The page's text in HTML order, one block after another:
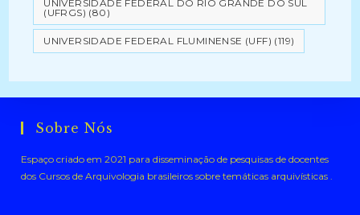
UNIVERSIDADE FEDERAL DO RIO GRANDE DO SUL
(UFRGS) (80)
UNIVERSIDADE FEDERAL FLUMINENSE (UFF) (119)
Sobre Nós
Espaço criado em 2021 para disseminação de pesquisas de docentes
dos Cursos de Arquivologia brasileiros sobre temáticas arquivísticas .